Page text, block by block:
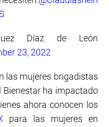
Díaz de León
23, 2022
las mujeres brigadistas
Bienestar ha impactado
ahora conocen los
para las mujeres en